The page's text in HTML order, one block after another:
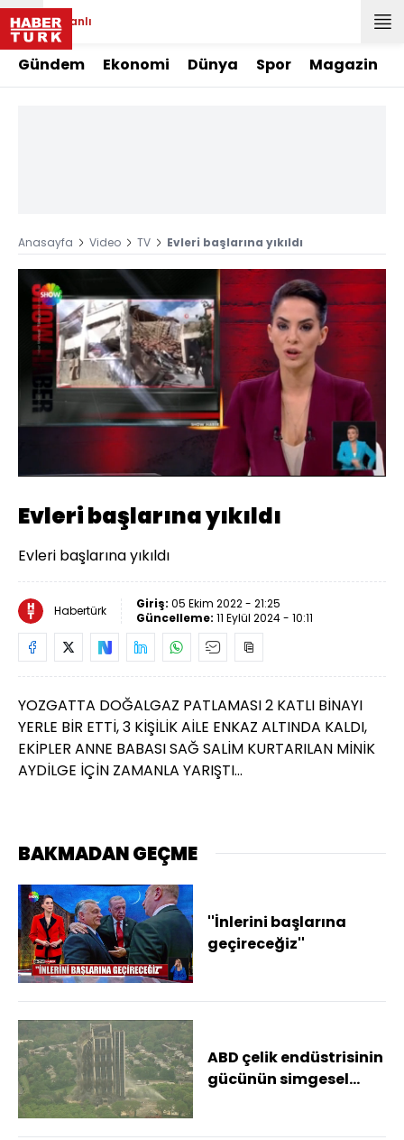
Canlı
Gündem Ekonomi Dünya Spor Magazin
Anasayfa Video TV Evleri başlarına yıkıldı
Aç
Yüklendi:
Oynatma
Hızı
Evleri başlarına yıkıldı
Evleri başlarına yıkıldı
Habertürk Giriş: 05 Ekim 2022 - 21:25
Güncelleme: 11 Eylül 2024 - 10:11
YOZGATTA DOĞALGAZ PATLAMASI 2 KATLI BİNAYI
YERLE BİR ETTİ, 3 KİŞİLİK AİLE ENKAZ ALTINDA KALDI,
EKİPLER ANNE BABASI SAĞ SALİM KURTARILAN MİNİK
AYDİLGE İÇİN ZAMANLA YARIŞTI...
BAKMADAN GEÇME
''İnlerini başlarına
geçireceğiz''
ABD çelik endüstrisinin
gücünün simgesel